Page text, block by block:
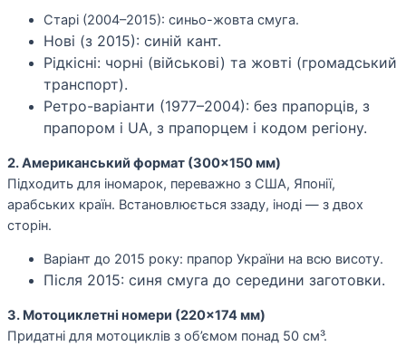
Старі (2004–2015): синьо-жовта смуга.
Нові (з 2015): синій кант.
Рідкісні: чорні (військові) та жовті (громадський
транспорт).
Ретро-варіанти (1977–2004): без прапорців, з
прапором і UA, з прапорцем і кодом регіону.
2. Американський формат (300×150 мм)
Підходить для іномарок, переважно з США, Японії,
арабських країн. Встановлюється ззаду, іноді — з двох
сторін.
Варіант до 2015 року: прапор України на всю висоту.
Після 2015: синя смуга до середини заготовки.
3. Мотоциклетні номери (220×174 мм)
Придатні для мотоциклів з об’ємом понад 50 см³.